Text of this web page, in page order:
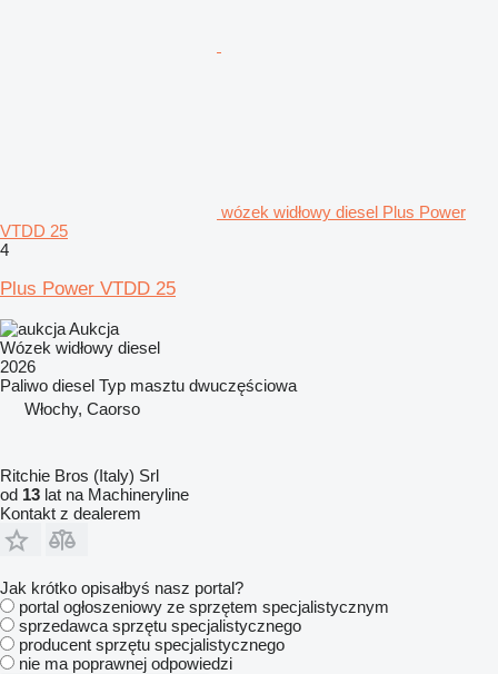
wózek widłowy diesel Plus Power
VTDD 25
4
Plus Power VTDD 25
Aukcja
Wózek widłowy diesel
2026
Paliwo diesel Typ masztu dwuczęściowa
Włochy, Caorso
Ritchie Bros (Italy) Srl
od 13 lat na Machineryline
Kontakt z dealerem
Jak krótko opisałbyś nasz portal?
portal ogłoszeniowy ze sprzętem specjalistycznym
sprzedawca sprzętu specjalistycznego
producent sprzętu specjalistycznego
nie ma poprawnej odpowiedzi